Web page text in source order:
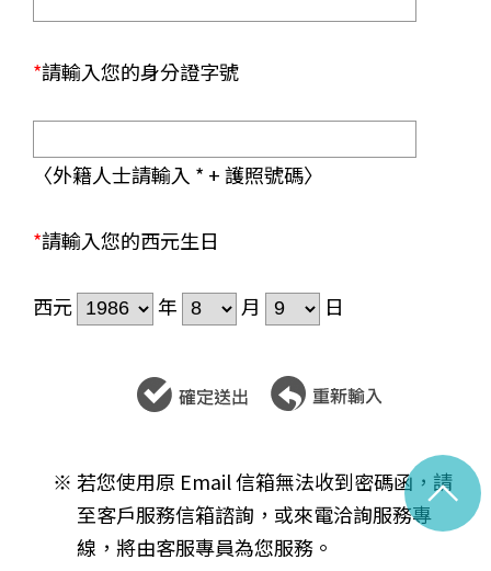
*請輸入您的身分證字號
〈外籍人士請輸入 * + 護照號碼〉
*請輸入您的西元生日
西元 年 月 日
※ 若您使用原 Email 信箱無法收到密碼函，請
至客戶服務信箱諮詢，或來電洽詢服務專
線，將由客服專員為您服務。
^